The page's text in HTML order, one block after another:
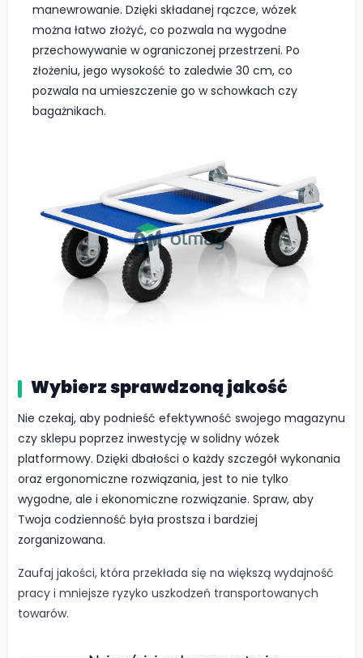
manewrowanie. Dzięki składanej rączce, wózek
można łatwo złożyć, co pozwala na wygodne
przechowywanie w ograniczonej przestrzeni. Po
złożeniu, jego wysokość to zaledwie 30 cm, co
pozwala na umieszczenie go w schowkach czy
bagażnikach.
Wybierz sprawdzoną jakość
Nie czekaj, aby podnieść efektywność swojego magazynu
czy sklepu poprzez inwestycję w solidny wózek
platformowy. Dzięki dbałości o każdy szczegół wykonania
oraz ergonomiczne rozwiązania, jest to nie tylko
wygodne, ale i ekonomiczne rozwiązanie. Spraw, aby
Twoja codzienność była prostsza i bardziej
zorganizowana.
Zaufaj jakości, która przekłada się na większą wydajność
pracy i mniejsze ryzyko uszkodzeń transportowanych
towarów.